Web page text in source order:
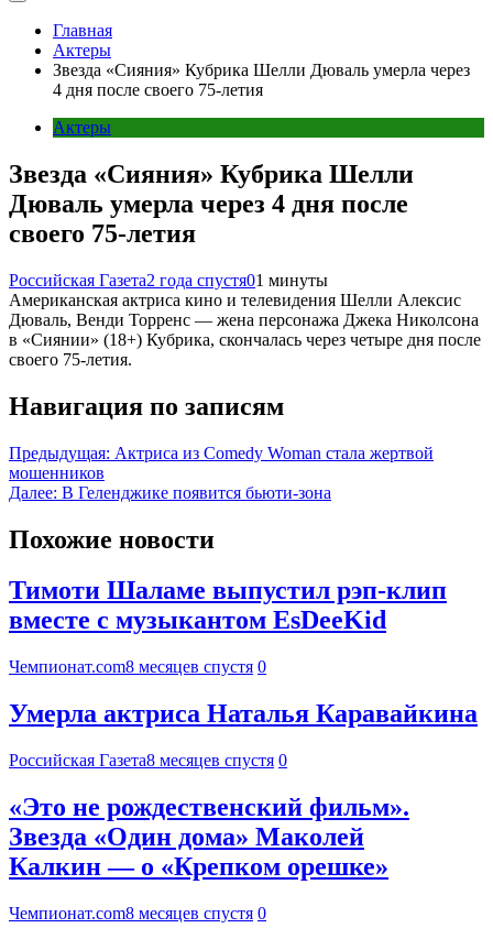
Главная
Актеры
Звезда «Сияния» Кубрика Шелли Дюваль умерла через
4 дня после своего 75-летия
Актеры
Звезда «Сияния» Кубрика Шелли
Дюваль умерла через 4 дня после
своего 75-летия
Российская Газета2 года спустя01 минуты
Американская актриса кино и телевидения Шелли Алексис
Дюваль, Венди Торренс — жена персонажа Джека Николсона
в «Сиянии» (18+) Кубрика, скончалась через четыре дня после
своего 75-летия.
Навигация по записям
Предыдущая: Актриса из Comedy Woman стала жертвой
мошенников
Далее: В Геленджике появится бьюти-зона
Похожие новости
Тимоти Шаламе выпустил рэп-клип
вместе с музыкантом EsDeeKid
Чемпионат.com8 месяцев спустя 0
Умерла актриса Наталья Каравайкина
Российская Газета8 месяцев спустя 0
«Это не рождественский фильм».
Звезда «Один дома» Маколей
Калкин — о «Крепком орешке»
Чемпионат.com8 месяцев спустя 0